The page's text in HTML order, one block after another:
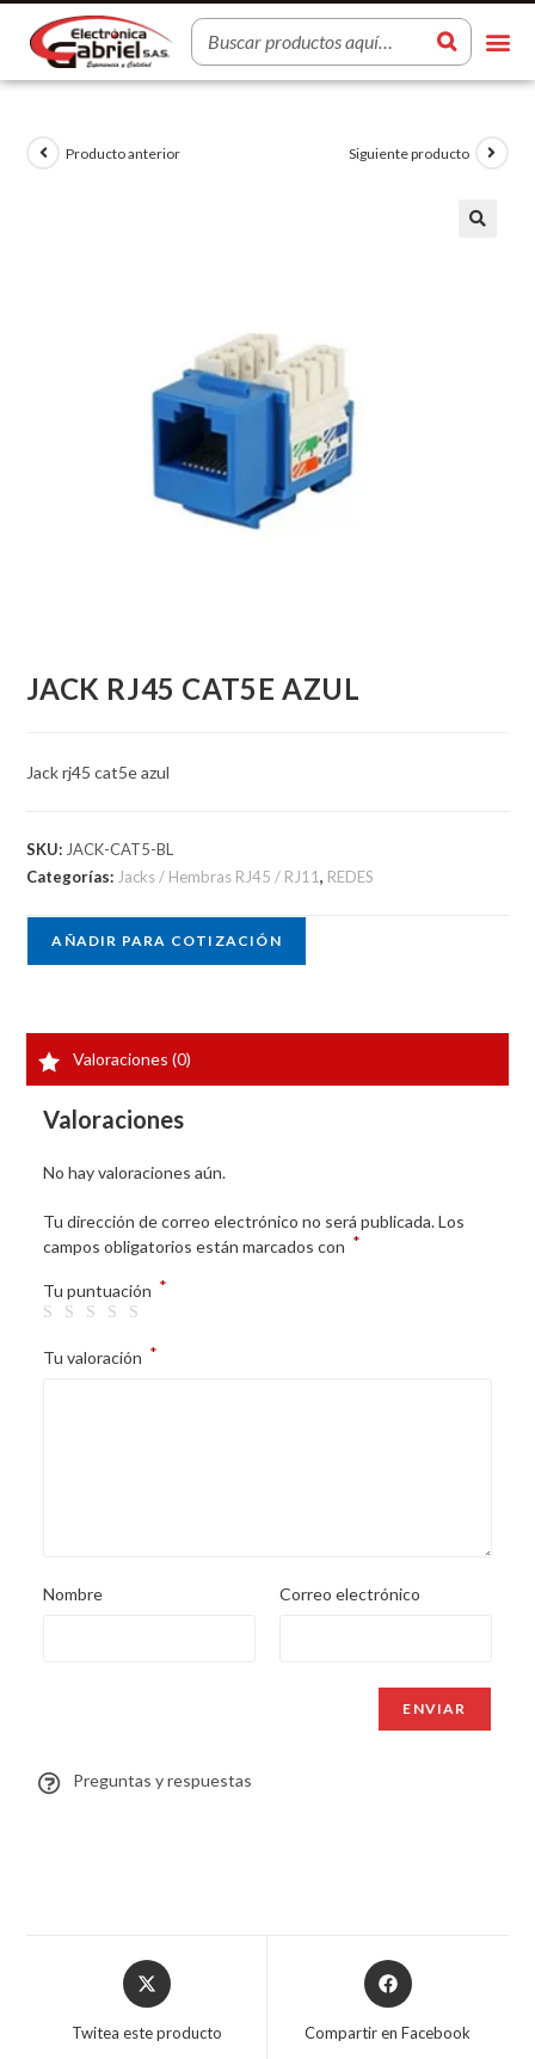
Producto anterior Siguiente producto
JACK RJ45 CAT5E AZUL
Jack rj45 cat5e azul
SKU: JACK-CAT5-BL
Categorías: Jacks / Hembras RJ45 / RJ11, REDES
AÑADIR PARA COTIZACIÓN
Valoraciones (0)
Valoraciones
No hay valoraciones aún.
Tu dirección de correo electrónico no será publicada. Los
campos obligatorios están marcados con *
Tu puntuación *
Tu valoración *
Nombre Correo electrónico
Preguntas y respuestas
Twitea este producto Compartir en Facebook